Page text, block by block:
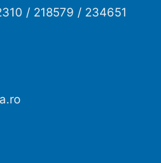
/ 218579 / 234651